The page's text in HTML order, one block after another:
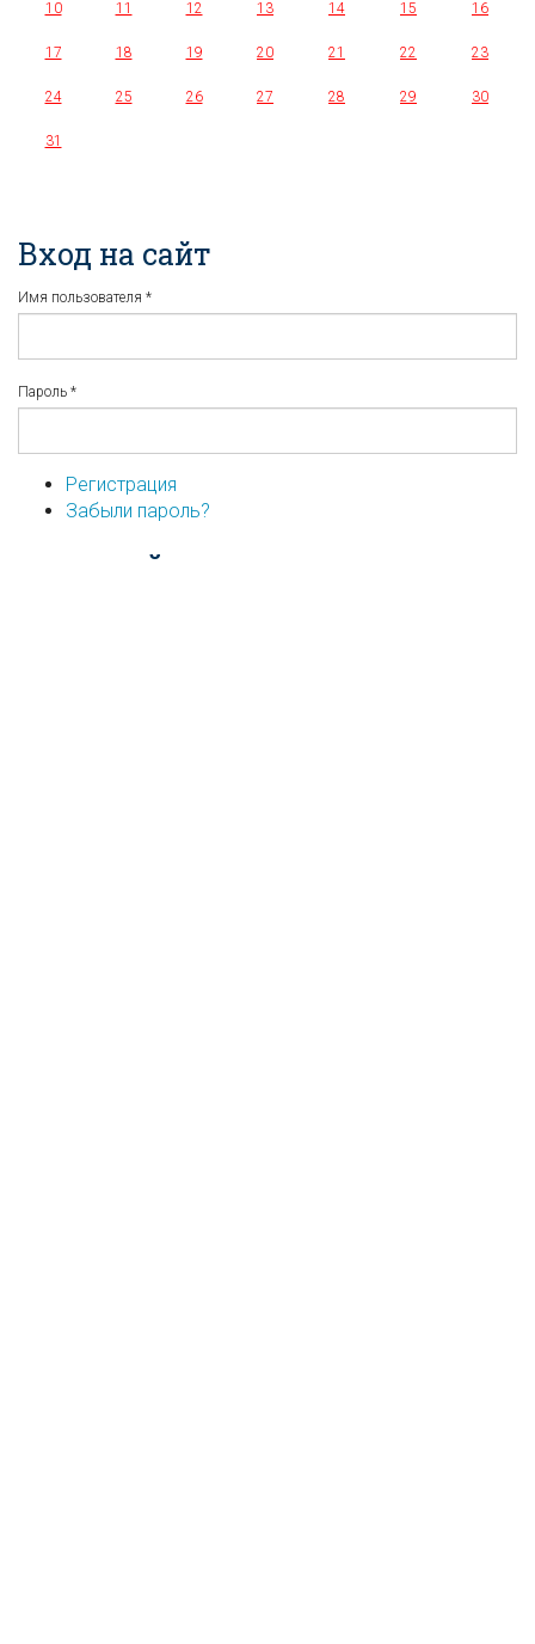
10 11 12 13 14 15 16
17 18 19 20 21 22 23
24 25 26 27 28 29 30
31
Вход на сайт
Имя пользователя *
Пароль *
Регистрация
Забыли пароль?
...или войдите используя